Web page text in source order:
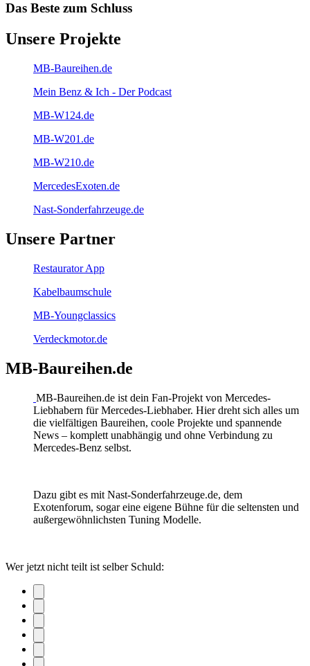
Das Beste zum Schluss
Unsere Projekte
MB-Baureihen.de
Mein Benz & Ich - Der Podcast
MB-W124.de
MB-W201.de
MB-W210.de
MercedesExoten.de
Nast-Sonderfahrzeuge.de
Unsere Partner
Restaurator App
Kabelbaumschule
MB-Youngclassics
Verdeckmotor.de
MB-Baureihen.de
MB-Baureihen.de ist dein Fan-Projekt von Mercedes-
Liebhabern für Mercedes-Liebhaber. Hier dreht sich alles um
die vielfältigen Baureihen, coole Projekte und spannende
News – komplett unabhängig und ohne Verbindung zu
Mercedes-Benz selbst.
Dazu gibt es mit Nast-Sonderfahrzeuge.de, dem
Exotenforum, sogar eine eigene Bühne für die seltensten und
außergewöhnlichsten Tuning Modelle.
Wer jetzt nicht teilt ist selber Schuld: